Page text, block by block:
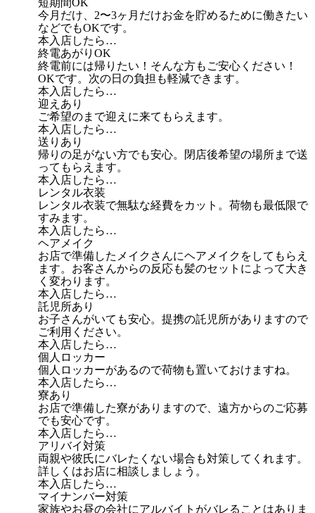
今月だけ、2〜3ヶ月だけお金を貯めるために働きたい
などでもOKです。
本入店したら…
終電あがりOK
終電前には帰りたい！そんな方もご安心ください！
OKです。次の日の負担も軽減できます。
本入店したら…
迎えあり
ご希望のまで迎えに来てもらえます。
本入店したら…
送りあり
帰りの足がない方でも安心。閉店後希望の場所まで送
ってもらえます。
本入店したら…
レンタル衣装
レンタル衣装で無駄な経費をカット。荷物も最低限で
すみます。
本入店したら…
ヘアメイク
お店で準備したメイクさんにヘアメイクをしてもらえ
ます。お客さんからの反応も髪のセットによって大き
く変わります。
本入店したら…
託児所あり
お子さんがいても安心。提携の託児所がありますので
ご利用ください。
本入店したら…
個人ロッカー
個人ロッカーがあるので荷物も置いておけますね。
本入店したら…
寮あり
お店で準備した寮がありますので、遠方からのご応募
でも安心です。
本入店したら…
アリバイ対策
両親や彼氏にバレたくない場合も対策してくれます。
詳しくはお店に相談しましょう。
本入店したら…
マイナンバー対策
家族やお昼の会社にアルバイトがバレることはありま